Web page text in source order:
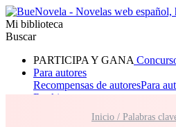
Mi biblioteca
Buscar
PARTICIPA Y GANA
Para autores
Recompensas de autoresPara
Ranking
Inicio / Palabras